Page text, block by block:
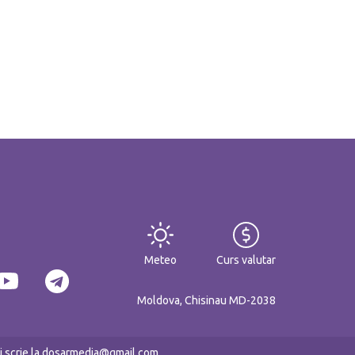
Meteo Curs valutar
Moldova, Chisinau MD-2038